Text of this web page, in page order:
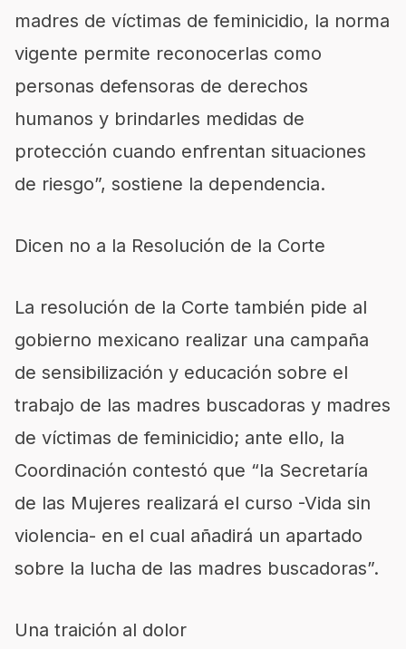
madres de víctimas de feminicidio, la norma
vigente permite reconocerlas como
personas defensoras de derechos
humanos y brindarles medidas de
protección cuando enfrentan situaciones
de riesgo”, sostiene la dependencia.
Dicen no a la Resolución de la Corte
La resolución de la Corte también pide al
gobierno mexicano realizar una campaña
de sensibilización y educación sobre el
trabajo de las madres buscadoras y madres
de víctimas de feminicidio; ante ello, la
Coordinación contestó que “la Secretaría
de las Mujeres realizará el curso -Vida sin
violencia- en el cual añadirá un apartado
sobre la lucha de las madres buscadoras”.
Una traición al dolor